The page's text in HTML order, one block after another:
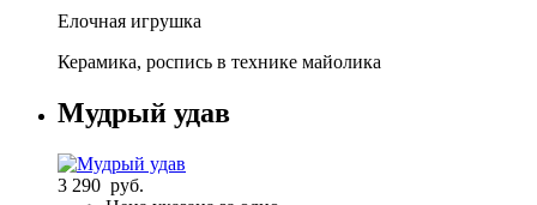
Елочная игрушка
Керамика, роспись в технике майолика
Мудрый удав
3 290 руб.